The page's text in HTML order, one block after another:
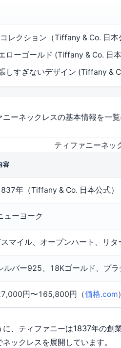
レクション（Tiffany & Co. 日本
ローゴールド (Tiffany & Co. 日
しすぎないデザイン (Tiffany &
ーネックレスの基本情報を一
ティファニーネッ
容
年（Tiffany & Co. 日本公式）
ューヨーク
マイル、オープンハート、リ
ルバー925、18Kゴールド、プラ
円〜165,800円（価格.com
に、ティファニーは1837年の創
ックレスを展開しています。